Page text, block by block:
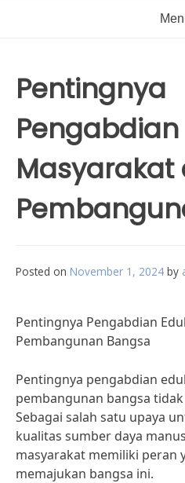
Pentingnya
Pengabdian
Posted on November 1, 2024 by
Pentingnya Pengabdian
Pembangunan Bangsa
Pentingnya pengabdian
pembangunan bangsa
Sebagai salah satu upaya
kualitas sumber daya
masyarakat memiliki peran
memajukan bangsa ini.